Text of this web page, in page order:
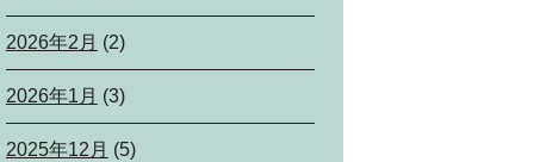
2026年2月 (2)
2026年1月 (3)
2025年12月 (5)